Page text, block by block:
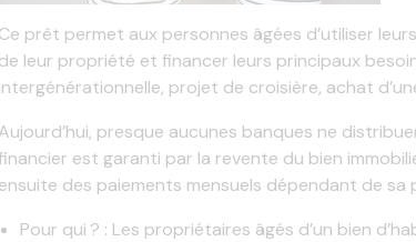
prêt permet aux personnes âgées d’utiliser
leur propriété et financer leurs principaux
projet de croisière, achat
presque aucunes banques ne
est garanti par la revente du bien
des paiements mensuels dépendant de
Pour qui ? : Les propriétaires âgés d’un bien